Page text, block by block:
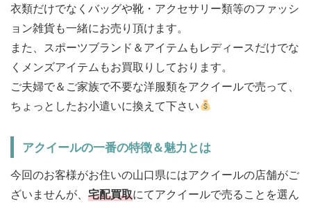
衣類だけでなくバッグや靴・アクセサリー類等のファッシ
ョン雑貨も一緒にお売り頂けます。
また、スポーツブランド＆アイテムもレディースだけでな
くメンズアイテムもお買取りしております。
ご夫婦で＆ご家族で不要な洋服類をアクイールで売って、
ちょっとしたお小遣いに換えて下さい
アクイールの一番の特徴＆魅力とは
今回のお客様がお住いの山口県にはアクイールの店舗がご
ざいませんが、 宅配買取にてアクイールで売ることを選ん